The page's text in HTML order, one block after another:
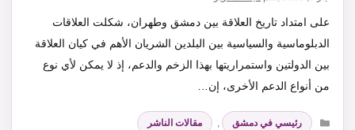
على امتداد تاريخ العلاقة بين دمشق وطهران، شكلت العلاقات
الدبلوماسية والسياسية بين البلدين الشريان الأهم في كيان العلاقة
بين الدولتين واستمراريتها بهذا الزخم والدعم، إذ لا يمكن لأي نوع
من أنواع الدعم الأخرى، إن…
التصنيفات
رئيسي في دمشق ,
مقالات الناشر